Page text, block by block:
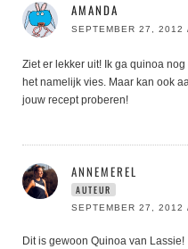
AMANDA
SEPTEMBER 27, 2012
Ziet er lekker uit! Ik ga quinoa
het namelijk vies. Maar kan ook
jouw recept proberen!
ANNEMEREL
AUTEUR
SEPTEMBER 27, 2012
Dit is gewoon Quinoa van Lassie!